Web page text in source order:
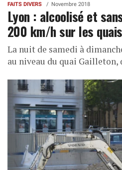
FAITS DIVERS Novembre 2018
Lyon : alcoolisé et
200 km/h sur les
La nuit de samedi à
au niveau du quai Gailleton,